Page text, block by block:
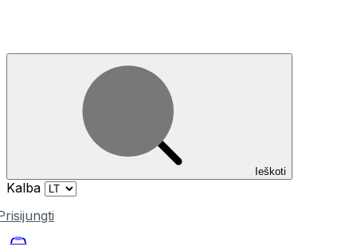
Ieškoti
Kalba